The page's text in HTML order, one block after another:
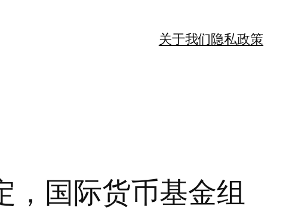
关于我们隐私政策
，国际货币基金组